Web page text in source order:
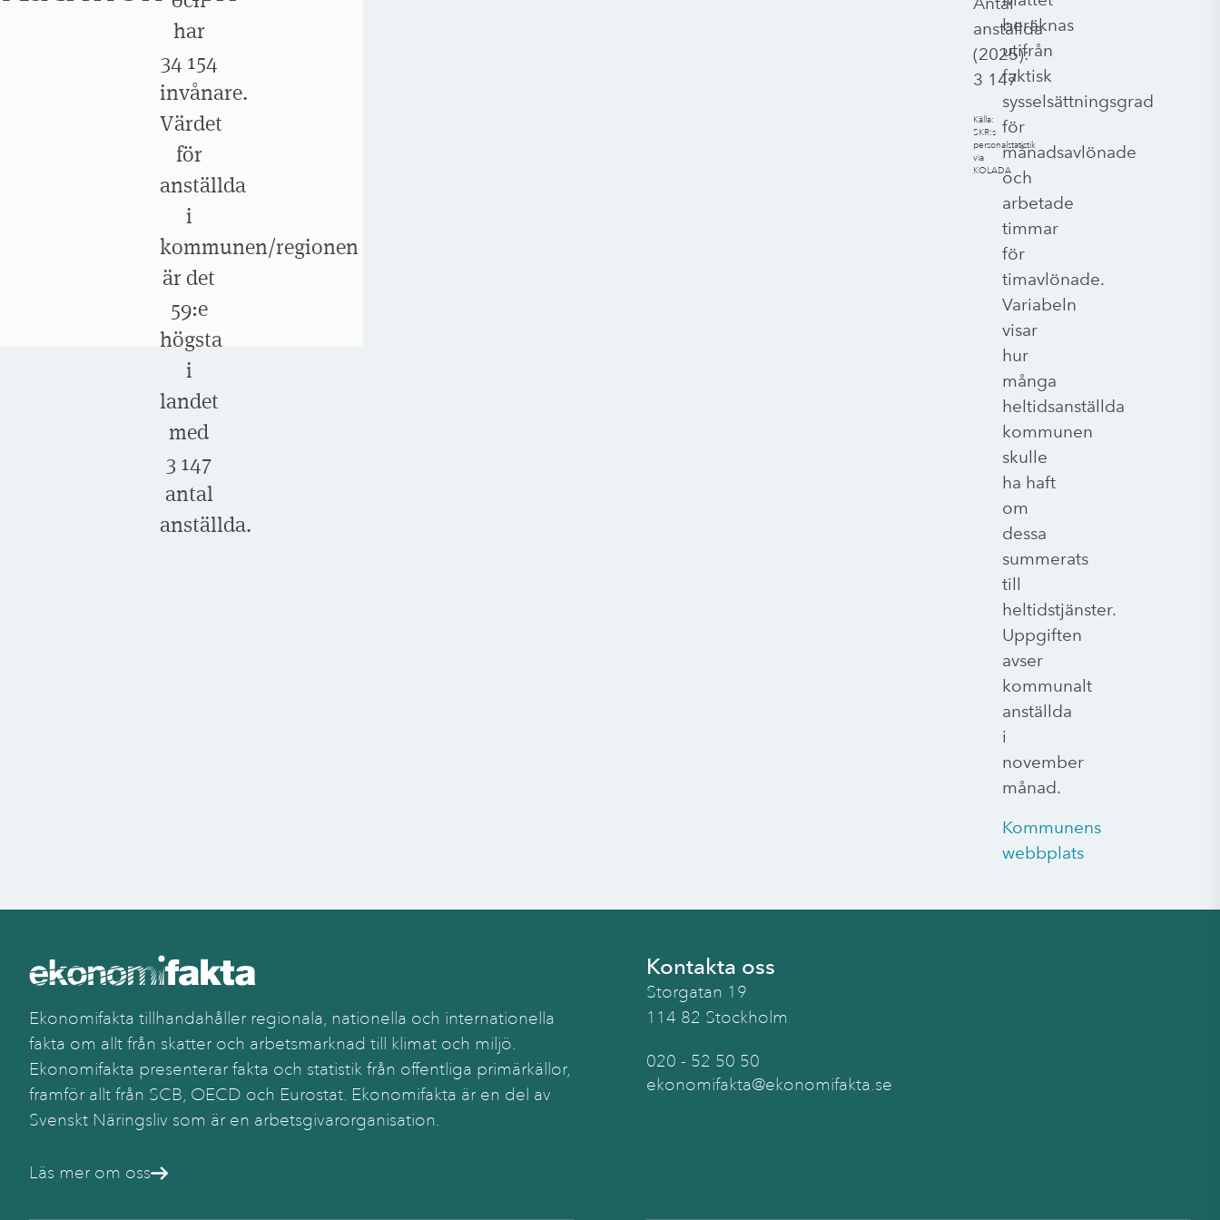
har
34 154
invånare.
Värdet
för
anställda
i
kommunen/regionen
är det
59:e
högsta
i
landet
med
3 147
antal
anställda.
anställda
(2025):
3 147
Källa:
SKR:s
personalstatistik
via
KOLADA
beräknas
utifrån
faktisk
sysselsättningsgrad
för
månadsavlönade
och
arbetade
timmar
för
timavlönade.
Variabeln
visar
hur
många
heltidsanställda
kommunen
skulle
ha haft
om
dessa
summerats
till
heltidstjänster.
Uppgiften
avser
kommunalt
anställda
i
november
månad.
Kommunens
webbplats
Ekonomifakta tillhandahåller regionala, nationella och internationella
fakta om allt från skatter och arbetsmarknad till klimat och miljö.
Ekonomifakta presenterar fakta och statistik från offentliga primärkällor,
framför allt från SCB, OECD och Eurostat. Ekonomifakta är en del av
Svenskt Näringsliv som är en arbetsgivarorganisation.
Läs mer om oss
Kontakta oss
Storgatan 19
114 82 Stockholm
020 - 52 50 50
ekonomifakta@ekonomifakta.se